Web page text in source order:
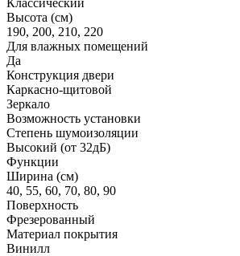
Высота (см)
190, 200, 210, 220
Для влажных помещений
Да
Конструкция двери
Каркасно-щитовой
Зеркало
Возможность установки
Степень шумоизоляции
Высокий (от 32дБ)
Функции
Ширина (см)
40, 55, 60, 70, 80, 90
Поверхность
Фрезерованный
Материал покрытия
Винилл